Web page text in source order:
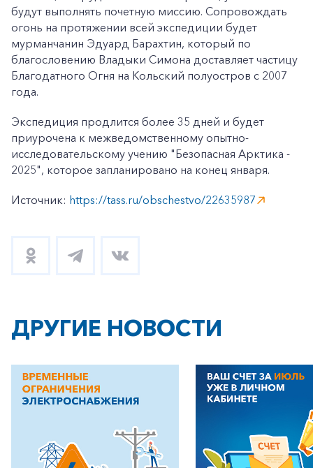
будут выполнять почетную миссию. Сопровождать
огонь на протяжении всей экспедиции будет
мурманчанин Эдуард Барахтин, который по
благословению Владыки Симона доставляет частицу
Благодатного Огня на Кольский полуостров с 2007
года.
Экспедиция продлится более 35 дней и будет
приурочена к межведомственному опытно-
исследовательскому учению "Безопасная Арктика -
2025", которое запланировано на конец января.
Источник: https://tass.ru/obschestvo/22635987
ДРУГИЕ НОВОСТИ